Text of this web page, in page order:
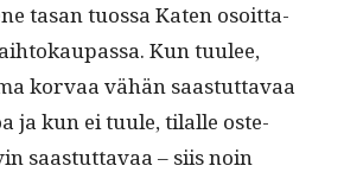
tasan tuos­sa Kat­en osoit­ta­
Kun tuulee,
kor­vaa vähän saas­tut­tavaa
ja kun ei tuule, tilalle oste­
saas­tut­tavaa – siis noin